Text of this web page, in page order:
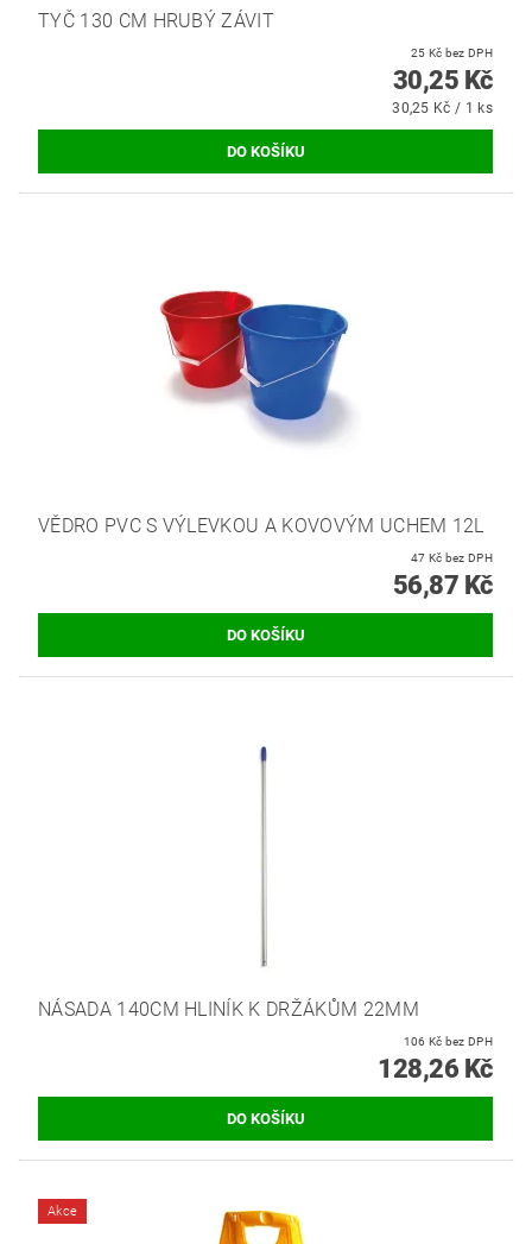
TYČ 130 CM HRUBÝ ZÁVIT
25 Kč bez DPH
30,25 Kč
30,25 Kč / 1 ks
VĚDRO PVC S VÝLEVKOU A KOVOVÝM UCHEM 12L
47 Kč bez DPH
56,87 Kč
NÁSADA 140CM HLINÍK K DRŽÁKŮM 22MM
106 Kč bez DPH
128,26 Kč
Akce